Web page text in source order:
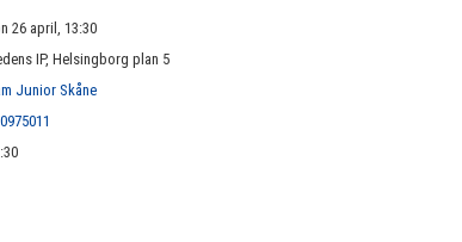
26 april, 13:30
IP, Helsingborg plan 5
Junior Skåne